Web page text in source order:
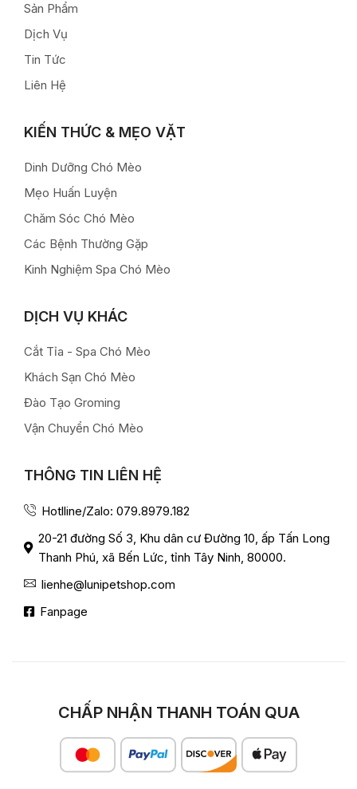
Sản Phẩm
Dịch Vụ
Tin Tức
Liên Hệ
KIẾN THỨC & MẸO VẶT
Dinh Dưỡng Chó Mèo
Mẹo Huấn Luyện
Chăm Sóc Chó Mèo
Các Bệnh Thường Gặp
Kinh Nghiệm Spa Chó Mèo
DỊCH VỤ KHÁC
Cắt Tỉa - Spa Chó Mèo
Khách Sạn Chó Mèo
Đào Tạo Groming
Vận Chuyển Chó Mèo
THÔNG TIN LIÊN HỆ
Hotlline/Zalo: 079.8979.182
20-21 đường Số 3, Khu dân cư Đường 10, ấp Tấn Long
Thanh Phú, xã Bến Lức, tỉnh Tây Ninh, 80000.
lienhe@lunipetshop.com
Fanpage
CHẤP NHẬN THANH TOÁN QUA